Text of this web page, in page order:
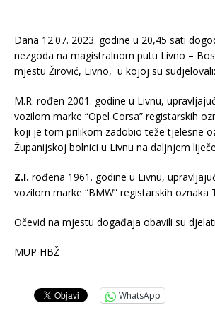
Dana 12.07. 2023. godine u 20,45 sati
nezgoda na magistralnom putu Livno –
mjestu Žirović, Livno, u kojoj su sudjelovali:
M.R. rođen 2001. godine u Livnu,
vozilom marke “Opel Corsa” registarskih
koji je tom prilikom zadobio teže tjelesne
Županijskoj bolnici u Livnu na daljnjem
Z.I. rođena 1961. godine u Livnu,
vozilom marke “BMW” registarskih oznaka
Očevid na mjestu događaja obavili su
MUP HBŽ
WhatsApp